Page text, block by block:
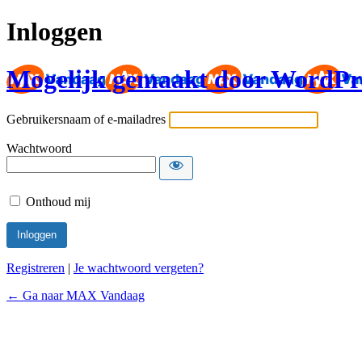
Inloggen
Mogelijk gemaakt door
Gebruikersnaam of e-mailadres
Wachtwoord
Onthoud mij
Registreren | Je wachtwoord vergeten?
← Ga naar MAX Vandaag